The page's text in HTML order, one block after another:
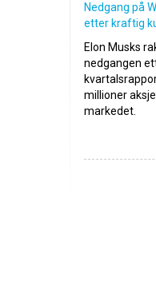
Nedgang på
etter kraftig
Elon Musks
nedgangen
millioner
markedet.